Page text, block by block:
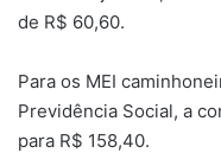
de R$ 60,60.
Para os MEI
Previdência Social, a
para R$ 158,40.